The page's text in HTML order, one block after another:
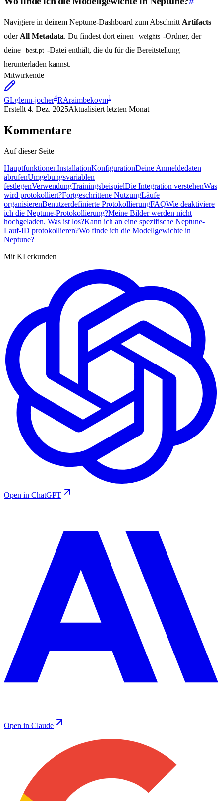
Navigiere in deinem Neptune-Dashboard zum Abschnitt Artifacts
oder All Metadata. Du findest dort einen weights -Ordner, der
deine
best.pt -Datei enthält, die du für die Bereitstellung
herunterladen kannst.
Mitwirkende
GLglenn-jocher4RAraimbekovm1
Erstellt 4. Dez. 2025Aktualisiert letzten Monat
Kommentare
Auf dieser Seite
HauptfunktionenInstallationKonfigurationDeine Anmeldedaten
abrufenUmgebungsvariablen
festlegenVerwendungTrainingsbeispielDie Integration verstehenWas
wird protokolliert?Fortgeschrittene NutzungLäufe
organisierenBenutzerdefinierte ProtokollierungFAQWie deaktiviere
ich die Neptune-Protokollierung?Meine Bilder werden nicht
hochgeladen. Was ist los?Kann ich an eine spezifische Neptune-
Lauf-ID protokollieren?Wo finde ich die Modellgewichte in
Neptune?
Mit KI erkunden
Open in ChatGPT
Open in Claude